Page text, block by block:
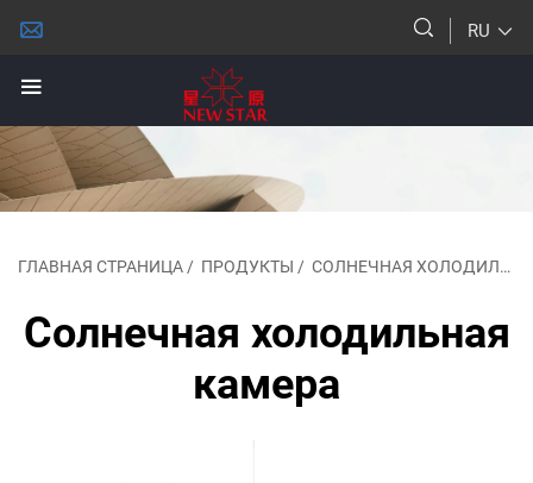
RU
ГЛАВНАЯ СТРАНИЦА/ ПРОДУКТЫ / СОЛНЕЧНАЯ ХОЛОДИЛЬНАЯ КАМЕРА
Солнечная холодильная
камера